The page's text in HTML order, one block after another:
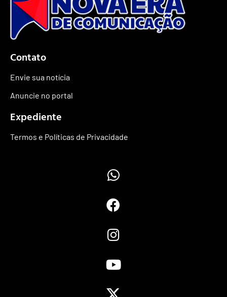
Contato
Envie sua notícia
Anuncie no portal
Expediente
Termos e Políticas de Privacidade